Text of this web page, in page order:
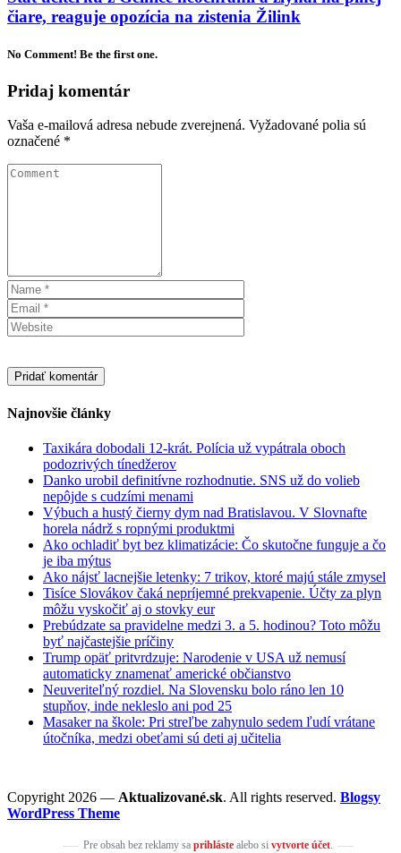
čiare, reaguje opozícia na zistenia Žilink
No Comment! Be the first one.
Pridaj komentár
Vaša e-mailová adresa nebude zverejnená. Vyžadované polia sú
označené *
Najnovšie články
Taxikára dobodali 12-krát. Polícia už vypátrala oboch
podozrivých tínedžerov
Danko urobil definitívne rozhodnutie. SNS už do volieb
nepôjde s cudzími menami
Výbuch a hustý čierny dym nad Bratislavou. V Slovnafte
horela nádrž s ropnými produktmi
Ako ochladiť byt bez klimatizácie: Čo skutočne funguje a čo
je iba mýtus
Ako nájsť lacnejšie letenky: 7 trikov, ktoré majú stále zmysel
Tisíce Slovákov čaká nepríjemné prekvapenie. Účty za plyn
môžu vyskočiť aj o stovky eur
Prebúdzate sa pravidelne medzi 3. a 5. hodinou? Toto môžu
byť najčastejšie príčiny
Trump opäť pritvrdzuje: Narodenie v USA už nemusí
automaticky znamenať americké občianstvo
Neuveriteľný rozdiel. Na Slovensku bolo ráno len 10
stupňov, inde nekleslo ani pod 25
Masaker na škole: Pri streľbe zahynulo sedem ľudí vrátane
útočníka, medzi obeťami sú deti aj učitelia
Copyright 2026 — Aktualizované.sk. All rights reserved. Blogsy
WordPress Theme
Pre obsah bez reklamy sa prihlástealebo si vytvorte účet.